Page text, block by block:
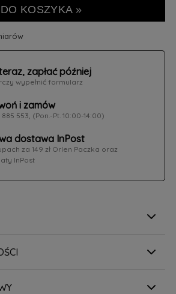
DO KOSZYKA »
zapłać później
wypełnić formularz
i zamów
553, (Pon.-Pt. 10:00-14:00)
dostawa InPost
za 149 zł Orlen Paczka oraz
InPost